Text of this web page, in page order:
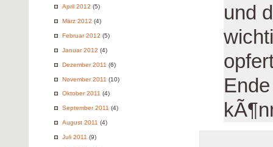
April 2012 (5)
März 2012 (4)
Februar 2012 (5)
Januar 2012 (4)
Dezember 2011 (6)
November 2011 (10)
Oktober 2011 (4)
September 2011 (4)
August 2011 (4)
Juli 2011 (9)
und